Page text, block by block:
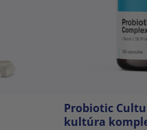
Probiotic
kultúra